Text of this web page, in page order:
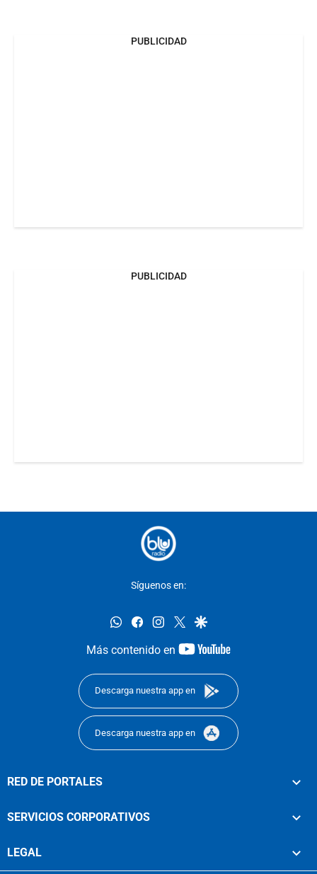
PUBLICIDAD
PUBLICIDAD
Síguenos en:
whatsappfacebookinstagram
twittergoogle
Más contenido en
youtube-
Descarga nuestra app en
Descarga nuestra app en
RED DE PORTALES
SERVICIOS CORPORATIVOS
LEGAL